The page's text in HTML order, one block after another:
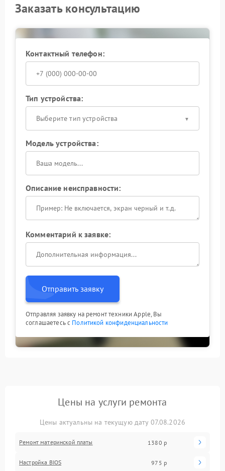
Заказать консультацию
Контактный телефон:
Тип устройства:
Выберите тип устройства
Модель устройства:
Описание неисправности:
Комментарий к заявке:
Отправить заявку
Отправляя заявку на ремонт техники Apple, Вы
соглашаетесь с Политикой конфиденциальности
Цены на услуги ремонта
Цены актуальны на текущую дату 07.08.2026
Ремонт материнской платы 1380 р
Настройка BIOS 975 р